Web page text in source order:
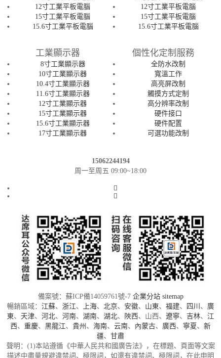
12寸工業平板電腦
15寸工業平板電腦
15.6寸工業平板電腦
12寸工業平板電腦
15寸工業平板電腦
15.6寸工業平板電腦
工業顯示器
8寸工業顯示器
10寸工業顯示器
10.4寸工業顯示器
11.6寸工業顯示器
12寸工業顯示器
15寸工業顯示器
15.6寸工業顯示器
17寸工業顯示器
個性化定制服務
全防水改制
寬溫工作
高亮屏改制
觸摸方式定制
高分辨率改制
硬件接口
硬件配置
可選功能改制
15062244194
周一至周五 09:00~18:00
備案號：蘇ICP備14059761號-7 企業分站 sitemap
暢銷區域： 江蘇、 浙江、 上海、 北京、 安徽、 山東、 福建、 四川 、 廣
東、 天津、 河北、 河南、 湖南、 湖北、 陜西、山西、 遼寧、 吉林、 江
西、 重慶、 黑龍江、 貴州 、 海南、 云南、 內蒙古、 廣西、 寧夏 、 新
疆、 甘肅
聲明：(1)本站遵循《中華人民共和國廣告法》，在標題、頁面等文案
描述中盡量規避違禁詞、極限詞，如還有違禁詞、極限詞，在此申明